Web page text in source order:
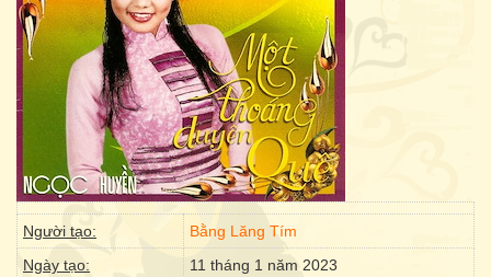
Người tạo:
Bằng Lăng Tím
Ngày tạo:
11 tháng 1 năm 2023